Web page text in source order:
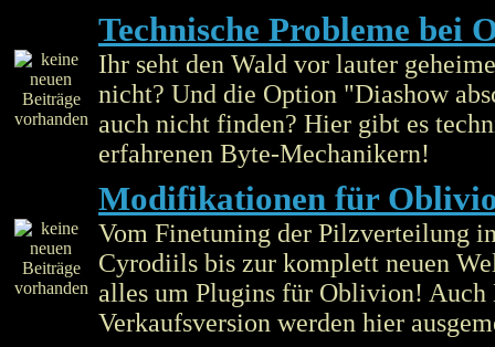
Technische Probleme bei
Ihr seht den Wald vor lauter
nicht? Und die Option "Diashow
auch nicht finden? Hier gibt es
erfahrenen Byte-Mechanikern!
Modifikationen für
Vom Finetuning der Pilzverteilung
Cyrodiils bis zur komplett neuen
alles um Plugins für Oblivion! Auch
Verkaufsversion werden hier